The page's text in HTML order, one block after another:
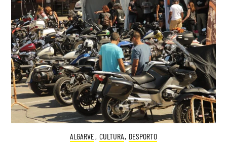
ALGARVE, CULTURA, DESPORTO